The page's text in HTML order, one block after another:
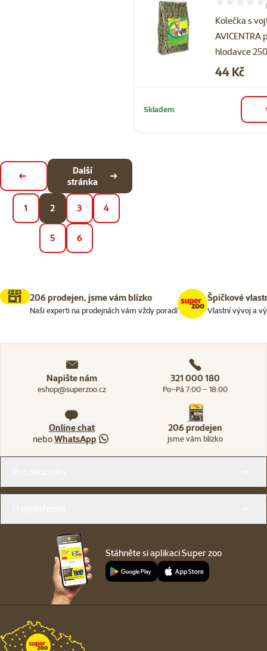
Kolečka s
AVICENTRA
hlodavce
Hodnocení
Cena
44 Kč
Skladem
Předchozí stránka
1 2 3 4
5 6
Další
stránka
206 prodejen, jsme vám blízko
Naši experti na prodejnách vám vždy poradí
Špičkové
Vlastní vývoj a
Napište nám
eshop@superzoo.cz
321 000 180
Po–Pá 7:00 – 18:00
Online chat
neboWhatsApp
206 prodejen
jsme vám blízko
Stáhněte si aplikaci Super zoo